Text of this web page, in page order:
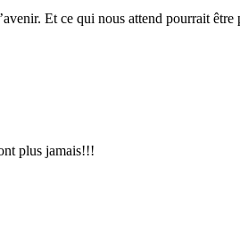
Et ce qui nous attend pourrait
plus jamais!!!